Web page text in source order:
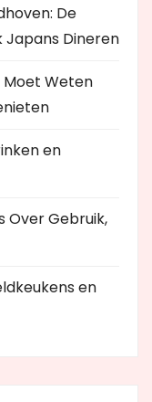
De
Dineren
Moet Weten
en
Over Gebruik,
en